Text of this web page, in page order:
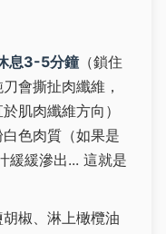
息3-5分鐘（鎖住
刀會撕扯肉纖維，
於肌肉纖維方向）
色肉質（如果是
緩緩滲出... 這就是
椒、淋上橄欖油